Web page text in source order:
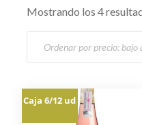
Mostrando los 4
Caja 6/12 ud